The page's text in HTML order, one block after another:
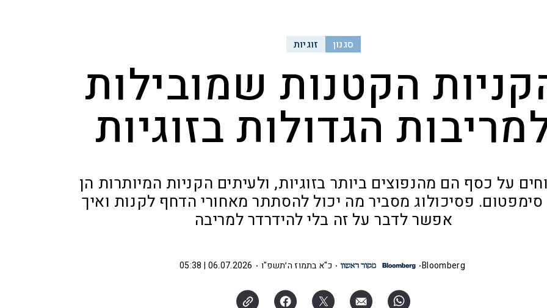
סגנון זוגיות
הקטנות שמובילות
הגדולות בזוגיות
על כסף הם מהנפוצים ביותר בזוגיות, ולעיתים הקניות המיותרות הן
פסיכולוג מסביר מה יכול להסתתר מאחורי הדחף לקנות ואיך
אפשר לדבר על זה בלי להידרדר למריבה
Bloomberg כ"א בתמוז ה׳תשפ"ו 06.07.2026 | 05:38